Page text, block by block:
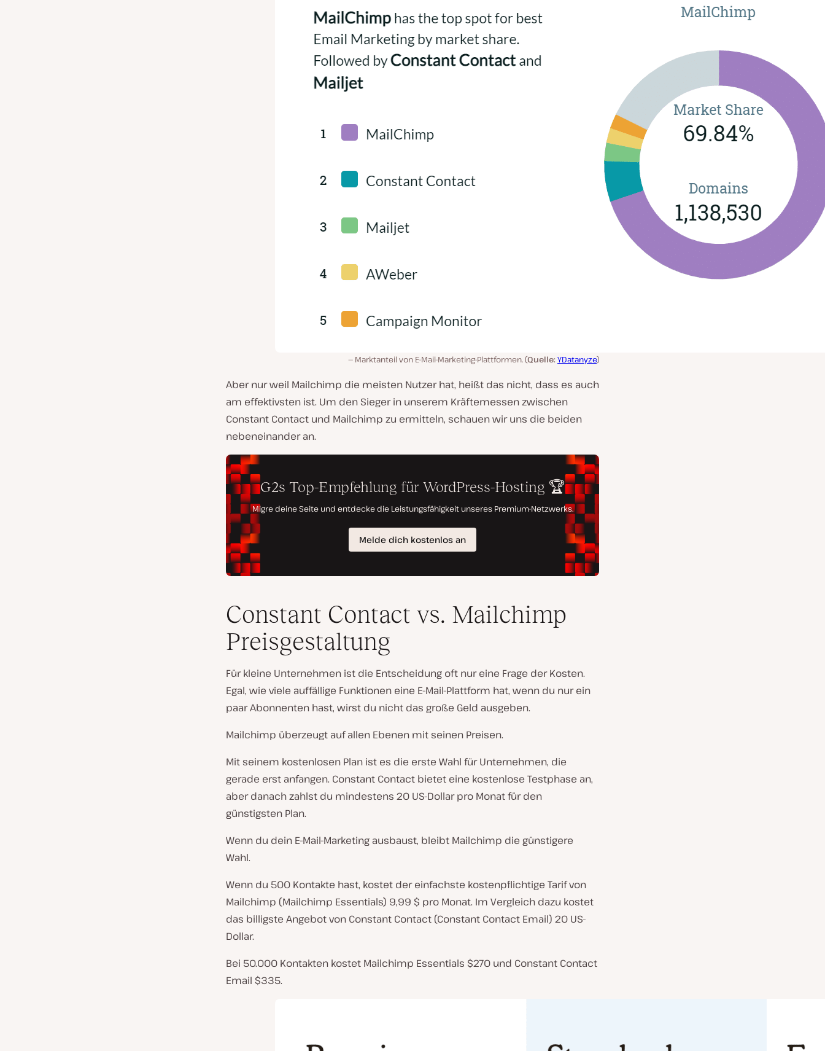
Marktanteil von E-Mail-Marketing-Plattformen. (Quelle: YDatanyze)
Aber nur weil Mailchimp die meisten Nutzer hat, heißt das nicht, dass es auch
am effektivsten ist. Um den Sieger in unserem Kräftemessen zwischen
Constant Contact und Mailchimp zu ermitteln, schauen wir uns die beiden
nebeneinander an.
Constant Contact vs. Mailchimp
Preisgestaltung
Für kleine Unternehmen ist die Entscheidung oft nur eine Frage der Kosten.
Egal, wie viele auffällige Funktionen eine E-Mail-Plattform hat, wenn du nur ein
paar Abonnenten hast, wirst du nicht das große Geld ausgeben.
Mailchimp überzeugt auf allen Ebenen mit seinen Preisen.
Mit seinem kostenlosen Plan ist es die erste Wahl für Unternehmen, die
gerade erst anfangen. Constant Contact bietet eine kostenlose Testphase an,
aber danach zahlst du mindestens 20 US-Dollar pro Monat für den
günstigsten Plan.
Wenn du dein E-Mail-Marketing ausbaust, bleibt Mailchimp die günstigere
Wahl.
Wenn du 500 Kontakte hast, kostet der einfachste kostenpflichtige Tarif von
Mailchimp (Mailchimp Essentials) 9,99 $ pro Monat. Im Vergleich dazu kostet
das billigste Angebot von Constant Contact (Constant Contact Email) 20 US-
Dollar.
Bei 50.000 Kontakten kostet Mailchimp Essentials $270 und Constant Contact
Email $335.